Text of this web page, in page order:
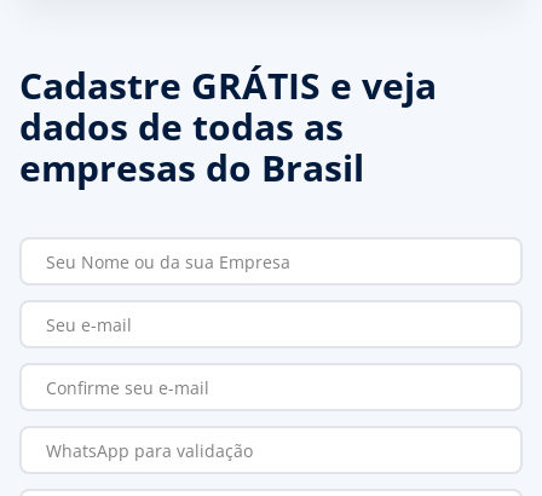
Cadastre GRÁTIS e veja
dados de todas as
empresas do Brasil